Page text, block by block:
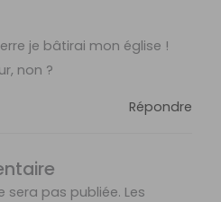
je bâtirai mon église !
non ?
Répondre
sera pas publiée. Les